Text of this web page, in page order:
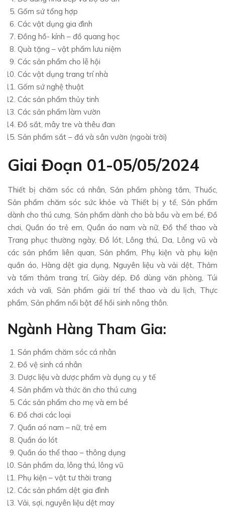
Gốm sứ tổng hợp
Các vật dụng gia đình
Đồng hồ- kính – đồ quang học
Quà tặng – vật phẩm lưu niệm
Các sản phẩm cho lễ hội
Các vật dụng trang trí nhà
Gốm sứ nghệ thuật
Các sản phẩm thủy tinh
Các sản phẩm làm vườn
Đồ sắt, mây tre và thêu đan
Sản phẩm sắt – đá và sân vườn (ngoài trời)
Giai Đoạn 01-05/05/2024
Thiết bị chăm sóc cá nhân, Sản phẩm phòng tắm, Thuốc,
Sản phẩm chăm sóc sức khỏe và Thiết bị y tế, Sản phẩm
dành cho thú cưng, Sản phẩm dành cho bà bầu và em bé, Đồ
chơi, Quần áo trẻ em, Quần áo nam và nữ, Đồ thể thao và
Trang phục thường ngày, Đồ lót, Lông thú, Da, Lông vũ và
các sản phẩm liên quan, Sản phẩm, Phụ kiện và phụ kiện
quần áo, Hàng dệt gia dụng, Nguyên liệu và vải dệt, Thảm
và tấm thảm trang trí, Giày dép, Đồ dùng văn phòng, Túi
xách và vali, Sản phẩm giải trí thể thao và du lịch, Thực
phẩm, Sản phẩm nổi bật để hồi sinh nông thôn.
Ngành Hàng Tham Gia:
Sản phẩm chăm sóc cá nhân
Đồ vệ sinh cá nhân
Dược liệu và dược phẩm và dụng cụ y tế
Sản phẩm và thức ăn cho thú cưng
Các sản phẩm cho mẹ và em bé
Đồ chơi các loại
Quần aó nam – nữ, trẻ em
Quần áo lót
Quần áo thể thao – thông dụng
Sản phẩm da, lông thú, lông vũ
Phụ kiện – vật tư thời trang
Các sản phẩm dệt gia đình
Vải, sợi, nguyên liệu dệt may